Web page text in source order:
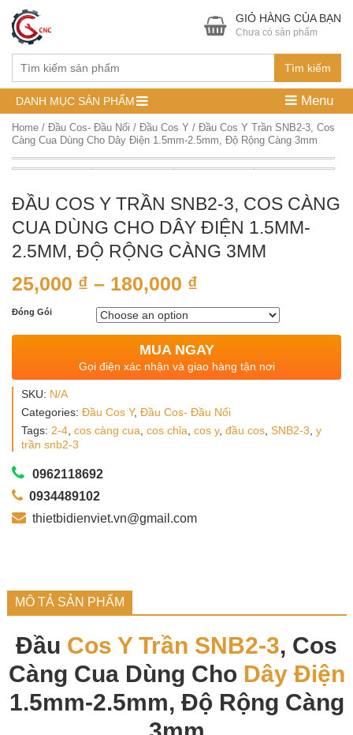
Tìm kiếm
GIỎ HÀNG CỦA BẠN
Chưa có sản phẩm
DANH MỤC SẢN PHẨM Menu
Home / Đầu Cos- Đầu Nối / Đầu Cos Y / Đầu Cos Y Trần SNB2-3, Cos
Càng Cua Dùng Cho Dây Điện 1.5mm-2.5mm, Độ Rộng Càng 3mm
ĐẦU COS Y TRẦN SNB2-3, COS CÀNG
CUA DÙNG CHO DÂY ĐIỆN 1.5MM-
2.5MM, ĐỘ RỘNG CÀNG 3MM
25,000 ₫ – 180,000 ₫
Đóng Gói
MUA NGAY
Gọi điện xác nhận và giao hàng tận nơi
SKU: N/A
Categories: Đầu Cos Y, Đầu Cos- Đầu Nối
Tags: 2-4 cos càng cua cos chỉa cos y, đầu cos SNB2-3 y
trần snb2-3
0962118692
0934489102
thietbidienviet.vn@gmail.com
MÔ TẢ SẢN PHẨM
Đầu Cos Y Trần SNB2-3, Cos
Càng Cua Dùng Cho Dây Điện
1.5mm-2.5mm, Độ Rộng Càng